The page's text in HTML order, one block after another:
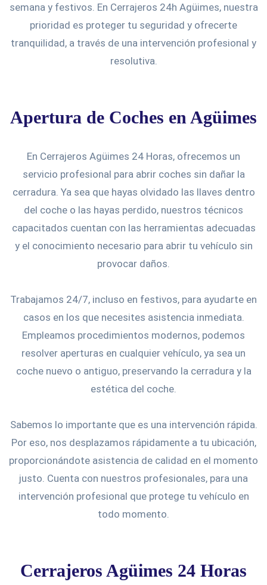
semana y festivos. En Cerrajeros 24h Agüimes, nuestra
prioridad es proteger tu seguridad y ofrecerte
tranquilidad, a través de una intervención profesional y
resolutiva.
Apertura de Coches en Agüimes
En Cerrajeros Agüimes 24 Horas, ofrecemos un
servicio profesional para abrir coches sin dañar la
cerradura. Ya sea que hayas olvidado las llaves dentro
del coche o las hayas perdido, nuestros técnicos
capacitados cuentan con las herramientas adecuadas
y el conocimiento necesario para abrir tu vehículo sin
provocar daños.
Trabajamos 24/7, incluso en festivos, para ayudarte en
casos en los que necesites asistencia inmediata.
Empleamos procedimientos modernos, podemos
resolver aperturas en cualquier vehículo, ya sea un
coche nuevo o antiguo, preservando la cerradura y la
estética del coche.
Sabemos lo importante que es una intervención rápida.
Por eso, nos desplazamos rápidamente a tu ubicación,
proporcionándote asistencia de calidad en el momento
justo. Cuenta con nuestros profesionales, para una
intervención profesional que protege tu vehículo en
todo momento.
Cerrajeros Agüimes 24 Horas